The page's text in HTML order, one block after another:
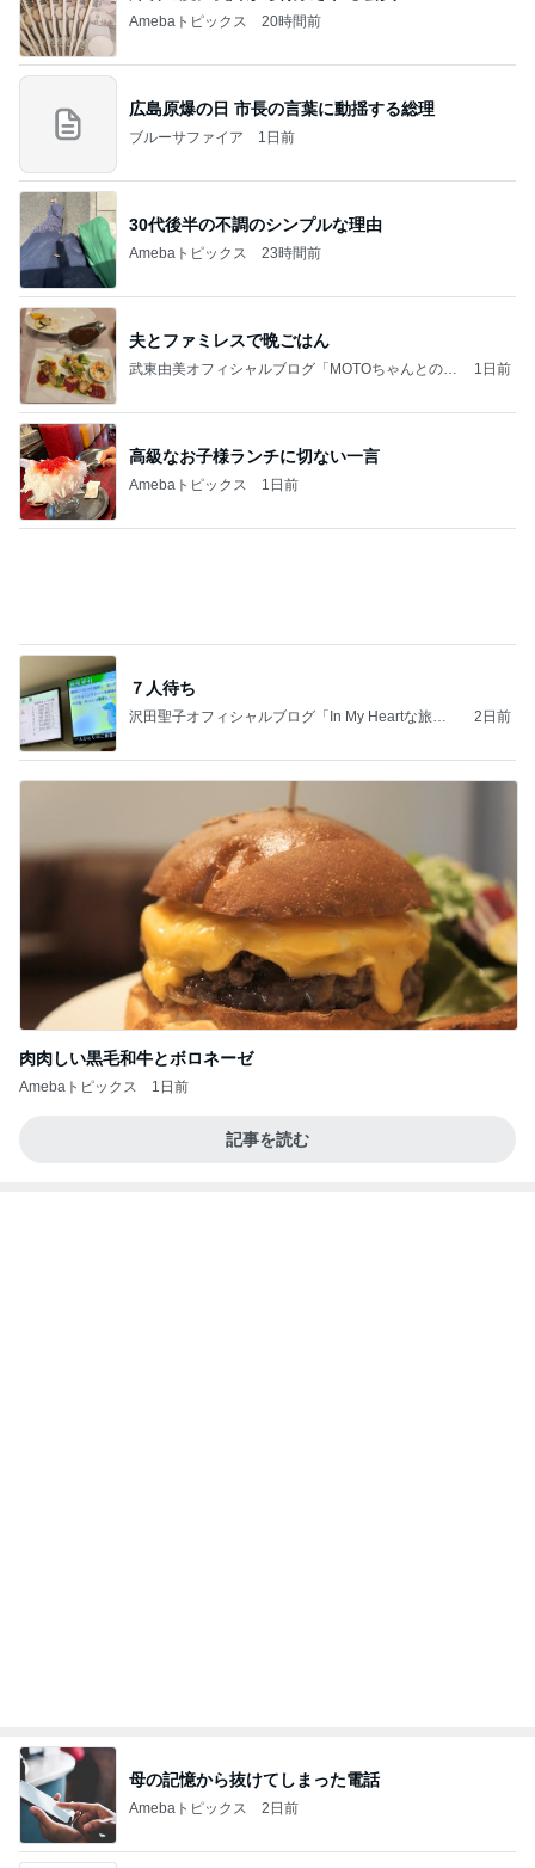
Amebaトピックス 20時間前
広島原爆の日 市長の言葉に動揺する総理
ブルーサファイア 1日前
30代後半の不調のシンプルな理由
Amebaトピックス 23時間前
夫とファミレスで晩ごはん
武東由美オフィシャルブログ「MOTOちゃんとのは
1日前
高級なお子様ランチに切ない一言
Amebaトピックス 1日前
７人待ち
沢田聖子オフィシャルブログ「In My Heartな旅日
2日前
肉肉しい黒毛和牛とボロネーゼ
Amebaトピックス 1日前
記事を読む
母の記憶から抜けてしまった電話
Amebaトピックス 2日前